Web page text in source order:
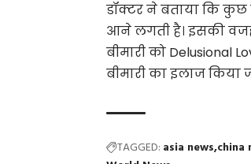
डॉक्टर ने बताया कि कुछ
आने लगती है। इसकी
बीमारी को Delusional
बीमारी का इलाज किया
TAGGED: asia news china